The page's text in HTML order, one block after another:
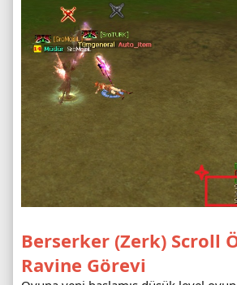
Berserker (Zerk) Scroll
Ravine Görevi